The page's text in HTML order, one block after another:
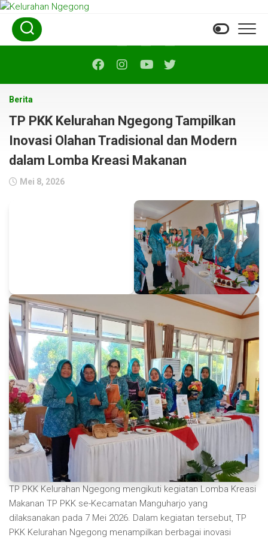
Skip
content
Berita
TP PKK Kelurahan Ngegong Tampilkan
Inovasi Olahan Tradisional dan Modern
dalam Lomba Kreasi Makanan
Mei 8, 2026
TP PKK Kelurahan Ngegong mengikuti kegiatan Lomba Kreasi
Makanan TP PKK se-Kecamatan Manguharjo yang
dilaksanakan pada 7 Mei 2026. Dalam kegiatan tersebut, TP
PKK Kelurahan Ngegong menampilkan berbagai inovasi